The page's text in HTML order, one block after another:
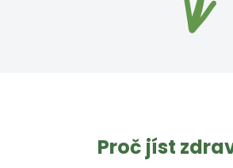
Proč jíst